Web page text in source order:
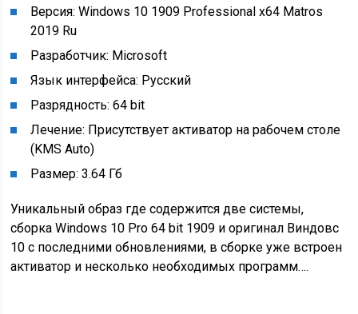
Версия: Windows 10 1909 Professional x64 Matros
2019 Ru
Разработчик: Microsoft
Язык интерфейса: Русский
Разрядность: 64 bit
Лечение: Присутствует активатор на рабочем столе
(KMS Auto)
Размер: 3.64 Гб
Уникальный образ где содержится две системы,
сборка Windows 10 Pro 64 bit 1909 и оригинал Виндовс
10 с последними обновлениями, в сборке уже встроен
активатор и несколько необходимых программ….